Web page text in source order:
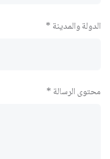
الدولة والمدينة *
محتوى الرسالة *